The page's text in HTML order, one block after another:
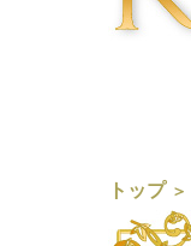
トップ＞